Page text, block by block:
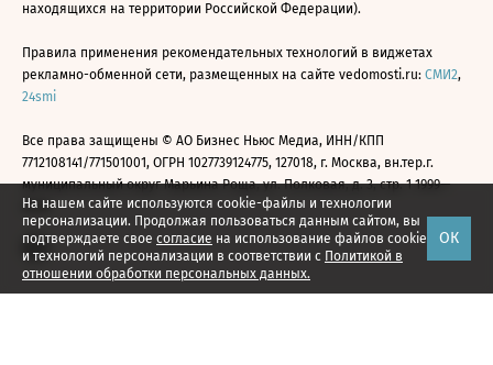
На нашем сайте используются cookie-файлы и технологии
персонализации. Продолжая пользоваться данным сайтом, вы
подтверждаете свое согласие на использование файлов cookie
и технологий персонализации в соответствии с Политикой в
отношении обработки персональных данных.
ОК
находящихся на территории Российской Федерации).
Правила применения рекомендательных технологий в виджетах
рекламно-обменной сети, размещенных на сайте vedomosti.ru: СМИ2,
24smi
Все права защищены © АО Бизнес Ньюс Медиа, ИНН/КПП
7712108141/771501001, ОГРН 1027739124775, 127018, г. Москва, вн.тер.г.
муниципальный округ Марьина Роща, ул. Полковая, д. 3, стр. 1 1999—
2026